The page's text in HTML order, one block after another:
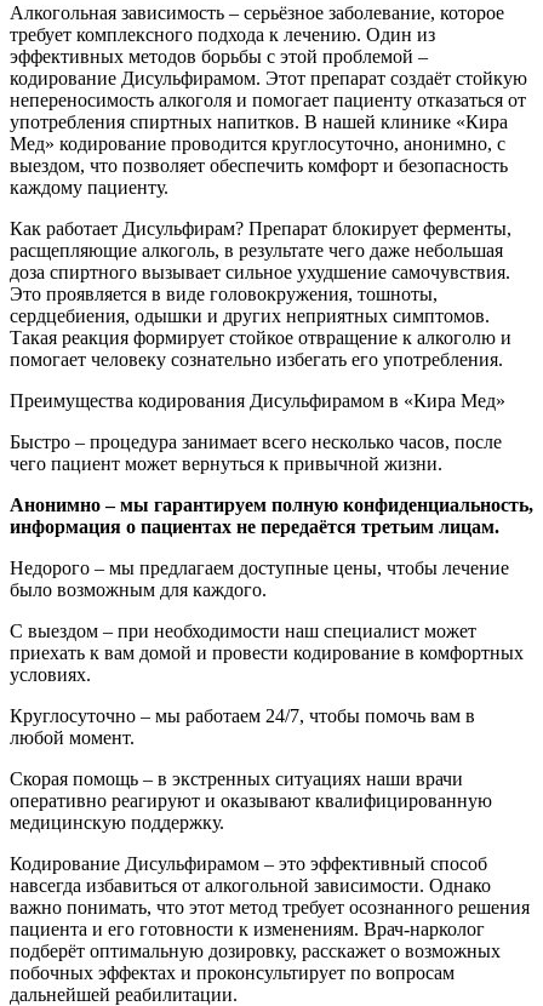
Алкогольная зависимость – серьёзное заболевание, которое
требует комплексного подхода к лечению. Один из
эффективных методов борьбы с этой проблемой –
кодирование Дисульфирамом. Этот препарат создаёт стойкую
непереносимость алкоголя и помогает пациенту отказаться от
употребления спиртных напитков. В нашей клинике «Кира
Мед» кодирование проводится круглосуточно, анонимно, с
выездом, что позволяет обеспечить комфорт и безопасность
каждому пациенту.
Как работает Дисульфирам? Препарат блокирует ферменты,
расщепляющие алкоголь, в результате чего даже небольшая
доза спиртного вызывает сильное ухудшение самочувствия.
Это проявляется в виде головокружения, тошноты,
сердцебиения, одышки и других неприятных симптомов.
Такая реакция формирует стойкое отвращение к алкоголю и
помогает человеку сознательно избегать его употребления.
Преимущества кодирования Дисульфирамом в «Кира Мед»
Быстро – процедура занимает всего несколько часов, после
чего пациент может вернуться к привычной жизни.
Анонимно – мы гарантируем полную конфиденциальность,
информация о пациентах не передаётся третьим лицам.
Недорого – мы предлагаем доступные цены, чтобы лечение
было возможным для каждого.
С выездом – при необходимости наш специалист может
приехать к вам домой и провести кодирование в комфортных
условиях.
Круглосуточно – мы работаем 24/7, чтобы помочь вам в
любой момент.
Скорая помощь – в экстренных ситуациях наши врачи
оперативно реагируют и оказывают квалифицированную
медицинскую поддержку.
Кодирование Дисульфирамом – это эффективный способ
навсегда избавиться от алкогольной зависимости. Однако
важно понимать, что этот метод требует осознанного решения
пациента и его готовности к изменениям. Врач-нарколог
подберёт оптимальную дозировку, расскажет о возможных
побочных эффектах и проконсультирует по вопросам
дальнейшей реабилитации.